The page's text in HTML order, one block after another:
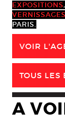
EXPOSITIONS
VERNISSAGES
PARIS.
VOIR
TOUS LES
A